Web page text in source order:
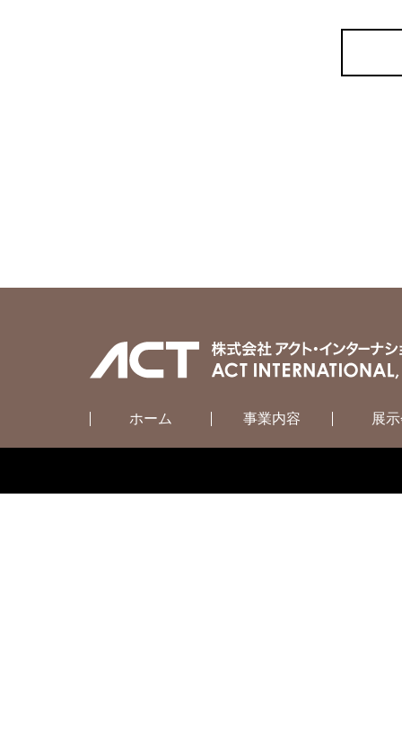
ホーム 事業内容 展